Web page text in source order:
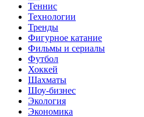
Теннис
Технологии
Тренды
Фигурное катание
Фильмы и сериалы
Футбол
Хоккей
Шахматы
Шоу-бизнес
Экология
Экономика